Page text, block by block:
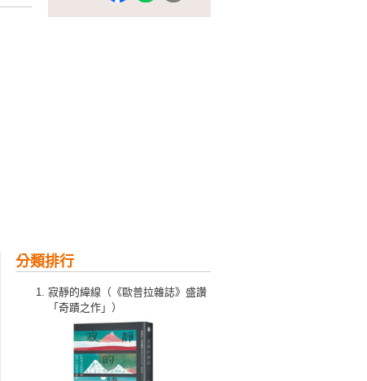
分類排行
寂靜的緯線（《歐普拉雜誌》盛讚
「奇蹟之作」）